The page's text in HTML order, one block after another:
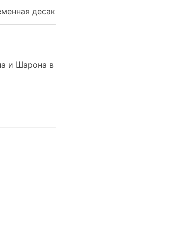
десакрализация; 4 — разрушение
Шарона в 1970‑х